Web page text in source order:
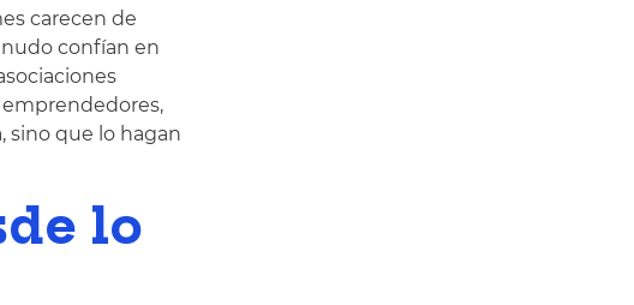
carecen de
confían en
emprendedores,
sino que lo hagan
lo